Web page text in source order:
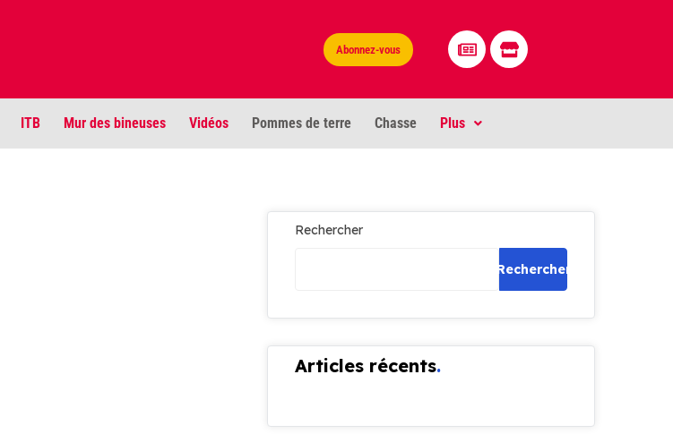
Abonnez-vous
ITB Mur des bineuses Vidéos Pommes de terre Chasse Plus
Rechercher
Rechercher
Articles récents